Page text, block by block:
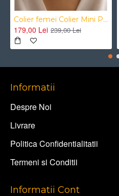
Colier femei Colier Mini Perle Choker
179,00 Lei 239,00 Lei
Informatii
Despre Noi
Livrare
Politica Confidentialitatii
Termeni si Conditii
Informatii Cont